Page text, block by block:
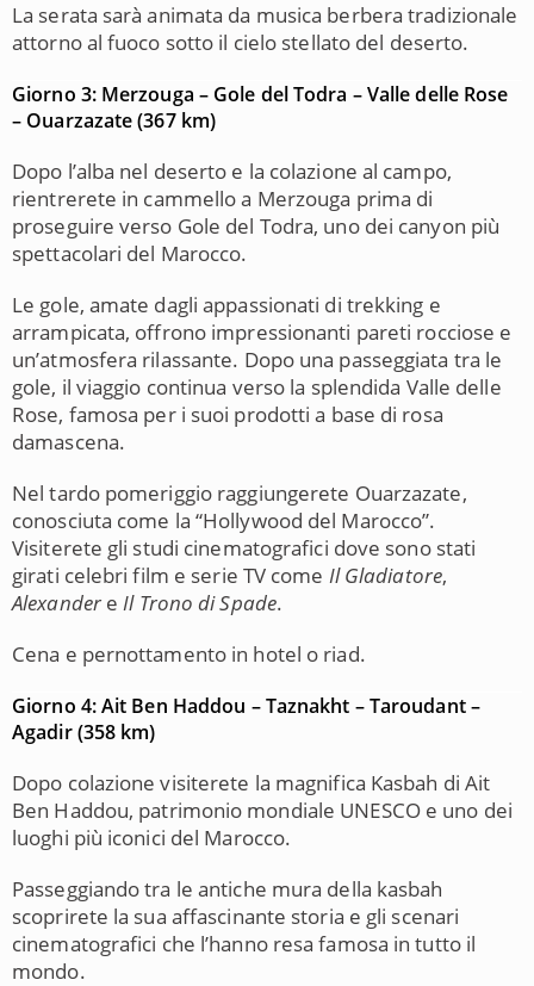
La serata sarà animata da musica berbera tradizionale
attorno al fuoco sotto il cielo stellato del deserto.
Giorno 3: Merzouga – Gole del Todra – Valle delle Rose
– Ouarzazate (367 km)
Dopo l’alba nel deserto e la colazione al campo,
rientrerete in cammello a Merzouga prima di
proseguire verso Gole del Todra, uno dei canyon più
spettacolari del Marocco.
Le gole, amate dagli appassionati di trekking e
arrampicata, offrono impressionanti pareti rocciose e
un’atmosfera rilassante. Dopo una passeggiata tra le
gole, il viaggio continua verso la splendida Valle delle
Rose, famosa per i suoi prodotti a base di rosa
damascena.
Nel tardo pomeriggio raggiungerete Ouarzazate,
conosciuta come la “Hollywood del Marocco”.
Visiterete gli studi cinematografici dove sono stati
girati celebri film e serie TV come Il Gladiatore,
AlexandereIl Trono di Spade.
Cena e pernottamento in hotel o riad.
Giorno 4: Ait Ben Haddou – Taznakht – Taroudant –
Agadir (358 km)
Dopo colazione visiterete la magnifica Kasbah di Ait
Ben Haddou, patrimonio mondiale UNESCO e uno dei
luoghi più iconici del Marocco.
Passeggiando tra le antiche mura della kasbah
scoprirete la sua affascinante storia e gli scenari
cinematografici che l’hanno resa famosa in tutto il
mondo.